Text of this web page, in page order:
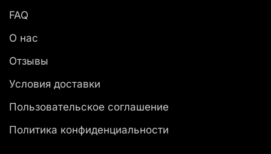
FAQ
О нас
Отзывы
Условия доставки
Пользовательское соглашение
Политика конфиденциальности